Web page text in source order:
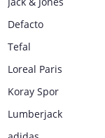
Defacto
Tefal
Loreal Paris
Koray Spor
Lumberjack